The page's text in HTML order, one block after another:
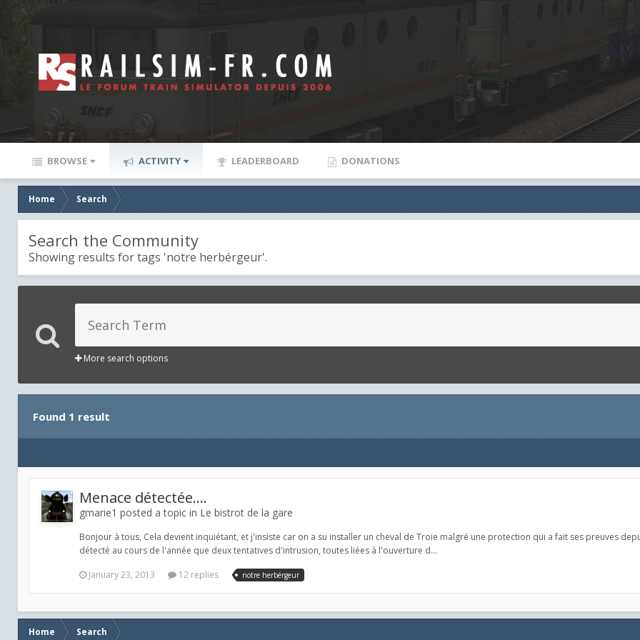
BROWSE ACTIVITY LEADERBOARD DONATIONS
Home Search
Search the Community
Showing results for tags 'notre herbérgeur'.
More search options
Found 1 result
Menace détectée....
gmarie1 posted a topic in Le bistrot de la gare
Bonjour à tous, Cela devient inquiétant, et j'insiste car on a su installer un cheval de Troie malgré une protection qui a fait ses preuves
détecté au cours de l'année que deux tentatives d'intrusion, toutes liées à l'ouverture d...
January 23, 2013
12 replies notre herbérgeur
Home Search